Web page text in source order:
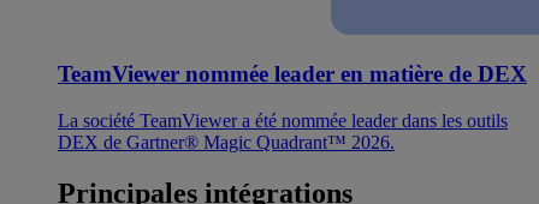
TeamViewer nommée leader en matière de DEX
La société TeamViewer a été nommée leader dans les outils
DEX de Gartner® Magic Quadrant™ 2026.
Principales intégrations